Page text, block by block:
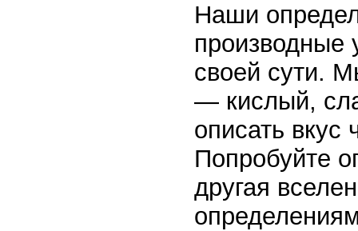
Наши
производные
своей сути.
— кислый,
описать вкус
Попробуйте
другая